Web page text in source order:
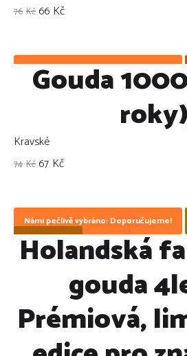
Kč
76 Kč
66
Námi pečlivě vybráno: Doporučujeme!
Gouda
roky)
Kravské
Kč
74 Kč
67
Námi pečlivě vybráno: Doporučujeme!
ZLEVNĚNO !
Holandská
gouda
Prémiová,